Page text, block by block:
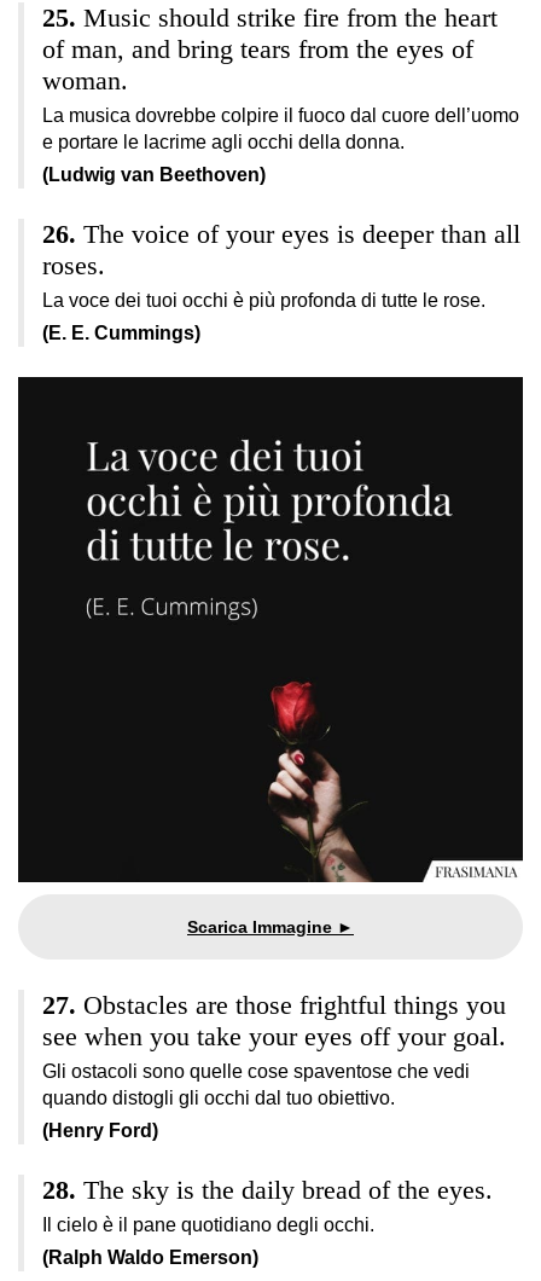
Music should strike fire from the heart
of man, and bring tears from the eyes of
woman.
La musica dovrebbe colpire il fuoco dal cuore dell’uomo
e portare le lacrime agli occhi della donna.
(Ludwig van Beethoven)
The voice of your eyes is deeper than all
roses.
La voce dei tuoi occhi è più profonda di tutte le rose.
(E. E. Cummings)
Obstacles are those frightful things you
see when you take your eyes off your goal.
Gli ostacoli sono quelle cose spaventose che vedi
quando distogli gli occhi dal tuo obiettivo.
(Henry Ford)
The sky is the daily bread of the eyes.
Il cielo è il pane quotidiano degli occhi.
(Ralph Waldo Emerson)